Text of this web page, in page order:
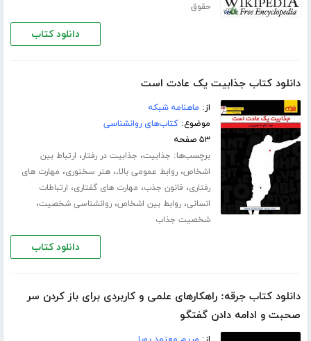
حقوق
دانلود کتاب
دانلود کتاب جذابیت یک عادت است
از: ماهنامه شبکه
موضوع:کتاب‌های روانشناسی
۵۳ صفحه
برچسب‌ها: جذابیت، جذابیت در رفتار، ارتباط بین
اشخاص،روابط عمومی بالا،،هنر سخنوری، مهارت های
رفتاری، قانون جذب، مهارت های گفتاری، ارتباطات
انسانی،روابط بین اشخاص،روانشناسی شخصیت،
شخصیت جذاب
دانلود کتاب
دانلود کتاب جرقه: راهکارهای علمی و کاربردی برای باز کردن سر
صحبت و ادامه دادن گفتگو